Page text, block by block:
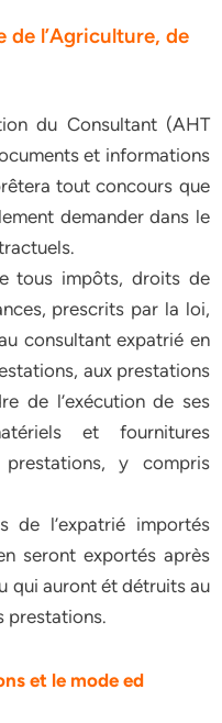
l’Agriculture, de
du Consultant (AHT
et informations
tout concours que
demander dans le
tous impôts, droits de
prescrits par la loi,
consultant expatrié en
aux prestations
de l’exécution de ses
et fournitures
prestations, y compris
de l’expatrié importés
seront exportés après
qui auront ét détruits au
prestations.
et le mode ed